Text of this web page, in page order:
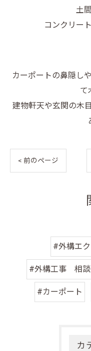
土間：
コンクリート目
カーポートの鼻隠し
て
建物軒天や玄関の木
< 前のページ
#外構エ
#外構工事 相談
#カーポート
カ